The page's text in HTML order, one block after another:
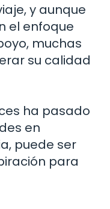
y aunque
el enfoque
muchas
su calidad
ha pasado
en
puede ser
para